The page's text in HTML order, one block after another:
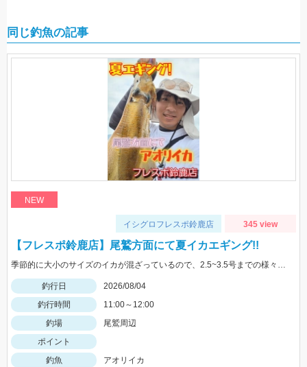
同じ釣魚の記事
NEW
イシグロフレスポ鈴鹿店 345 view
【フレスポ鈴鹿店】尾鷲方面にて夏イカエギング!!
季節的に大小のサイズのイカが混ざっているので、2.5~3.5号までの様々なサイズを持っていきましょう!!
釣行日
2026/08/04
釣行時間
11:00～12:00
釣場
尾鷲周辺
ポイント
釣魚
アオリイカ